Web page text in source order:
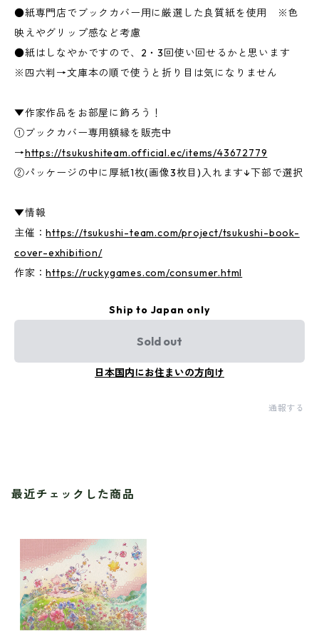
●紙専門店でブックカバー用に厳選した良質紙を使用 ※色
映えやグリップ感など考慮
●紙はしなやかですので、2・3回使い回せるかと思います
※四六判→文庫本の順で使うと折り目は気になりません
▼作家作品をお部屋に飾ろう！
①ブックカバー専用額縁を販売中
→https://tsukushiteam.official.ec/items/43672779
②パッケージの中に厚紙1枚(画像3枚目)入れます↓下部で選択
▼情報
主催：https://tsukushi-team.com/project/tsukushi-book-
cover-exhibition/
作家：https://ruckygames.com/consumer.html
Ship to Japan only
Sold out
日本国内にお住まいの方向け
通報する
最近チェックした商品